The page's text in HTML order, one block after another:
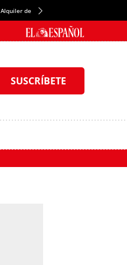
Alquiler de habitaciones en España